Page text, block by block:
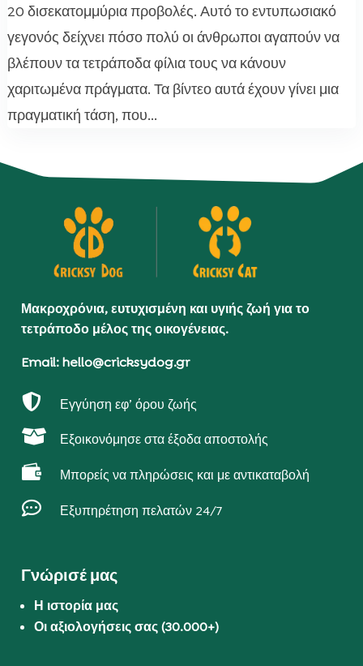
20 δισεκατομμύρια προβολές. Αυτό το εντυπωσιακό
γεγονός δείχνει πόσο πολύ οι άνθρωποι αγαπούν να
βλέπουν τα τετράποδα φίλια τους να κάνουν
χαριτωμένα πράγματα. Τα βίντεο αυτά έχουν γίνει μια
πραγματική τάση, που...
Μακροχρόνια, ευτυχισμένη και υγιής ζωή για το
τετράποδο μέλος της οικογένειας.
Email: hello@cricksydog.gr
 Εγγύηση εφ’ όρου ζωής
 Εξοικονόμησε στα έξοδα αποστολής
 Μπορείς να πληρώσεις και με αντικαταβολή
 Εξυπηρέτηση πελατών 24/7
Γνώρισέ μας
Η ιστορία μας
Οι αξιολογήσεις σας (30.000+)